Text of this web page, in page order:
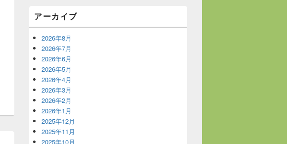
アーカイブ
2026年8月
2026年7月
2026年6月
2026年5月
2026年4月
2026年3月
2026年2月
2026年1月
2025年12月
2025年11月
2025年10月